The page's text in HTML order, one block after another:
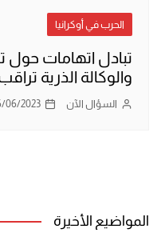
الحرب في أوكرانيا
تبادل اتهامات حول
والوكالة الذرية
السؤال الآن 06/2023
المواضيع الأخيرة